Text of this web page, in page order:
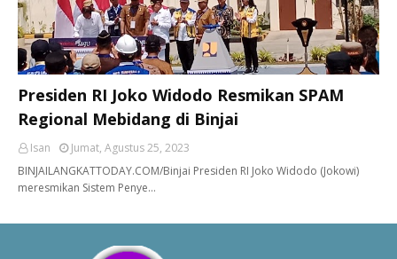
Presiden RI Joko Widodo Resmikan SPAM
Regional Mebidang di Binjai
Isan
Jumat, Agustus 25, 2023
BINJAILANGKATTODAY.COM/Binjai Presiden RI Joko Widodo (Jokowi)
meresmikan Sistem Penye…